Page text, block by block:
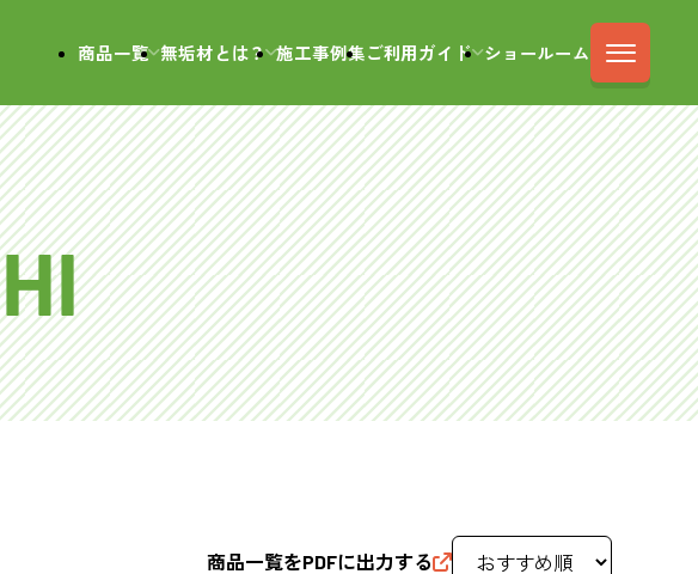
商品一覧 無垢材とは？ 施工事例集 ご利用ガイド ショールーム
商品一覧をPDFに出力する